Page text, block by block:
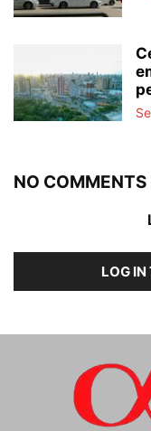
NO COMMENTS
LOG